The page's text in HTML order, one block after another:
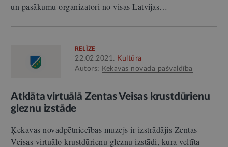
un pasākumu organizatori no visas Latvijas…
RELĪZE
22.02.2021. Kultūra
Autors:
Ķekavas novada pašvaldība
Atklāta virtuālā Zentas Veisas krustdūrienu
gleznu izstāde
Ķekavas novadpētniecības muzejs ir izstrādājis Zentas
Veisas virtuālo krustdūrienu gleznu izstādi, kura veltīta